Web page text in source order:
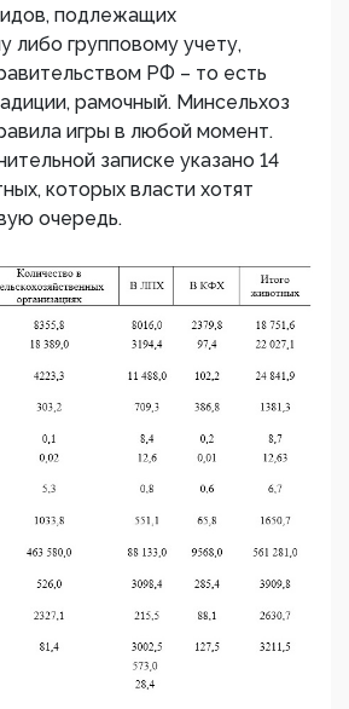
подлежащих
либо групповому учету,
РФ – то есть
рамочный. Минсельхоз
игры в любой момент.
записке указано 14
которых власти хотят
очередь.